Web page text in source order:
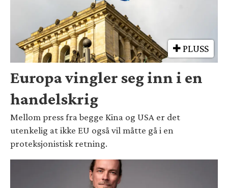
PLUSS
Europa vingler seg inn i en
handelskrig
Mellom press fra begge Kina og USA er det
utenkelig at ikke EU også vil måtte gå i en
proteksjonistisk retning.